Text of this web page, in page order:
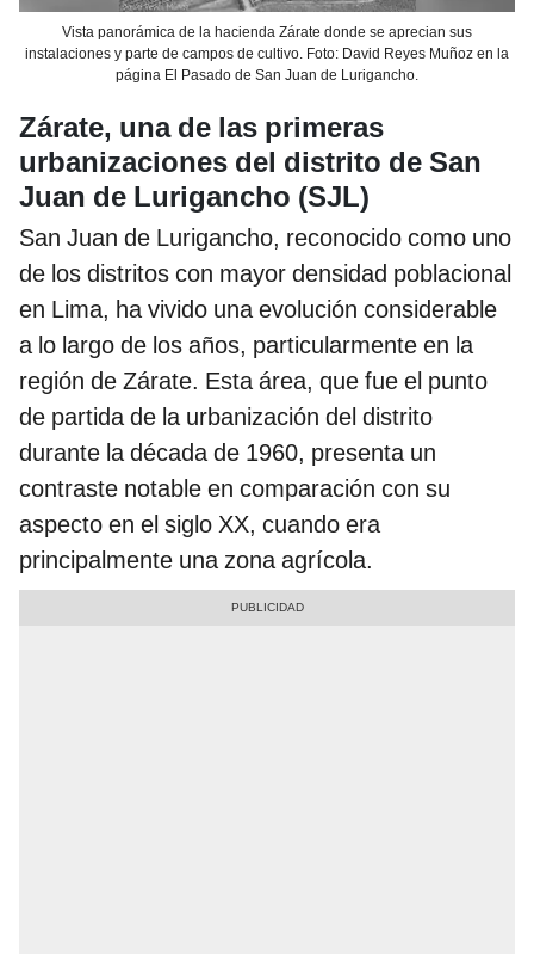
Vista panorámica de la hacienda Zárate donde se aprecian sus
instalaciones y parte de campos de cultivo. Foto: David Reyes Muñoz en la
página El Pasado de San Juan de Lurigancho.
Zárate, una de las primeras
urbanizaciones del distrito de San
Juan de Lurigancho (SJL)
San Juan de Lurigancho, reconocido como uno
de los distritos con mayor densidad poblacional
en Lima, ha vivido una evolución considerable
a lo largo de los años, particularmente en la
región de Zárate. Esta área, que fue el punto
de partida de la urbanización del distrito
durante la década de 1960, presenta un
contraste notable en comparación con su
aspecto en el siglo XX, cuando era
principalmente una zona agrícola.